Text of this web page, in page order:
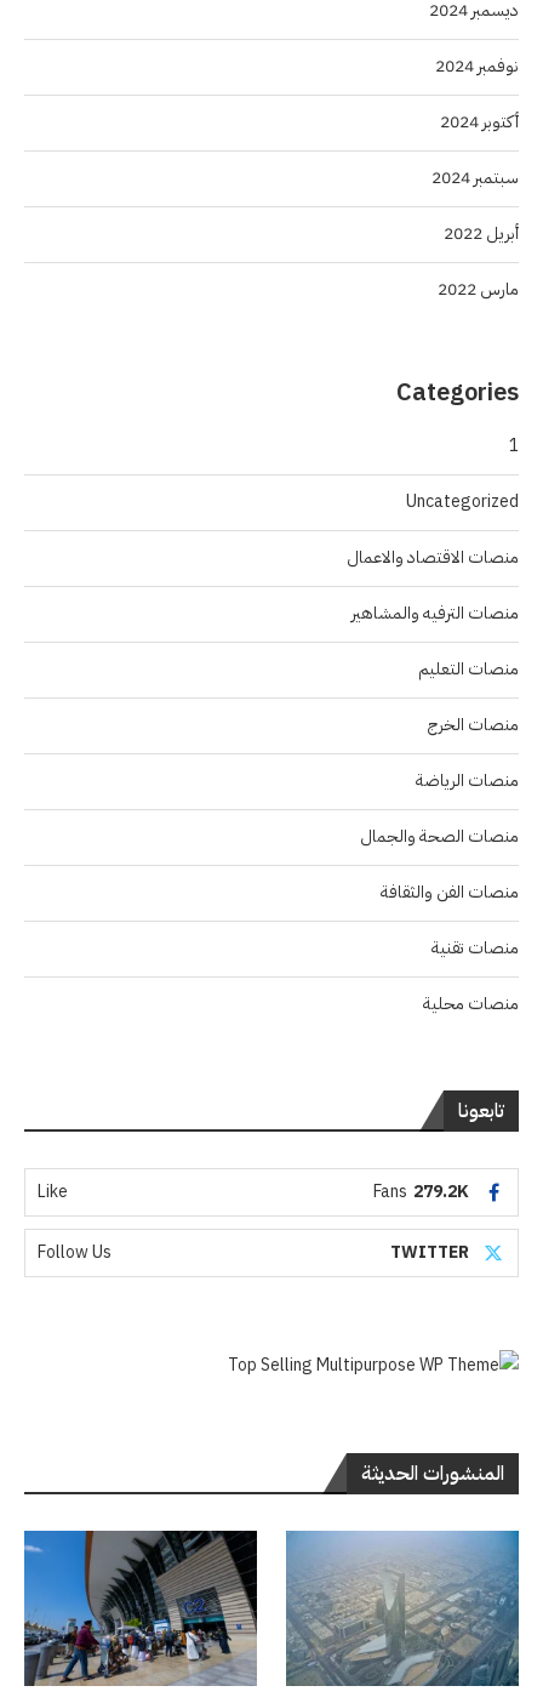
ديسمبر 2024
نوفمبر 2024
أكتوبر 2024
سبتمبر 2024
أبريل 2022
مارس 2022
Categories
1
Uncategorized
منصات الاقتصاد والاعمال
منصات الترفيه والمشاهير
منصات التعليم
منصات الخرج
منصات الرياضة
منصات الصحة والجمال
منصات الفن والثقافة
منصات تقنية
منصات محلية
تابعونا
279.2K
Fans
Like
TWITTER
Follow Us
المنشورات الحديثة